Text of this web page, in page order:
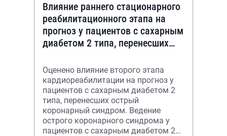
Влияние раннего стационарного
реабилитационного этапа на
прогноз у пациентов с сахарным
диабетом 2 типа, перенесших
Оценено влияние второго этапа
кардиореабилитации на прогноз у
пациентов с сахарным диабетом 2
типа, перенесших острый
коронарный синдром. Ведение
острого коронарного синдрома у
пациентов с сахарным диабетом 2